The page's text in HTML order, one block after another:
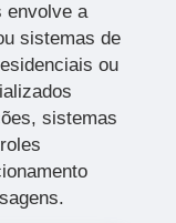
envolve a
sistemas de
ou
sistemas